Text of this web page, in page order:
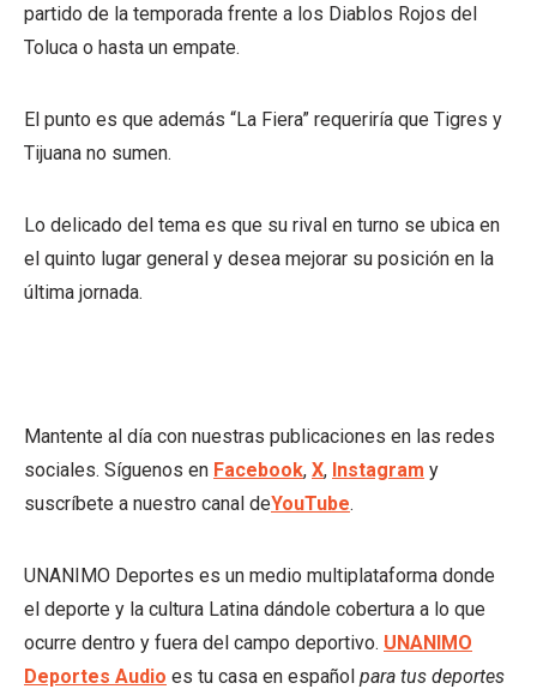
partido de la temporada frente a los Diablos Rojos del
Toluca o hasta un empate.
El punto es que además “La Fiera” requeriría que Tigres y
Tijuana no sumen.
Lo delicado del tema es que su rival en turno se ubica en
el quinto lugar general y desea mejorar su posición en la
última jornada.
Mantente al día con nuestras publicaciones en las redes
sociales. Síguenos en Facebook, X, Instagram y
suscríbete a nuestro canal deYouTube.
UNANIMO Deportes es un medio multiplataforma donde
el deporte y la cultura Latina dándole cobertura a lo que
ocurre dentro y fuera del campo deportivo. UNANIMO
Deportes Audio es tu casa en español para tus deportes